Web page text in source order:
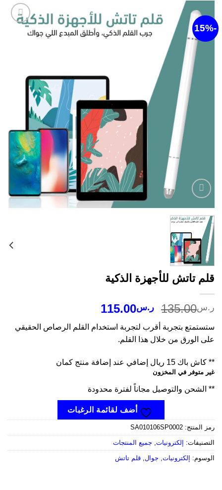
أضف
تاتش للأجهزة الذكية
135.00 السعر
الأصلي
هو:
ر.س135.00.
ر.س115.00السعر
الحالي
هو:
بتجربة أقرب لتجربة استخدام القلم الرصاص الحقيقي
الورق من خلال هذا القلم.
15 ريال إضافي عند إضافة منتج كمان
متوفر في المخزون
والتوصيل مجاناً لفترة محدودة
أضف لقائمة الرغبات
المنتج:SA010106SP0002
إلكترونيات,جميع المنتجات
إلكترونيات,جوال ,قلم تاتش